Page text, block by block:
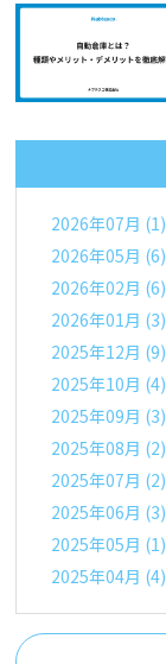
2026年07月 (1)
2026年05月 (6)
2026年02月 (6)
2026年01月 (3)
2025年12月 (9)
2025年10月 (4)
2025年09月 (3)
2025年08月 (2)
2025年07月 (2)
2025年06月 (3)
2025年05月 (1)
2025年04月 (4)